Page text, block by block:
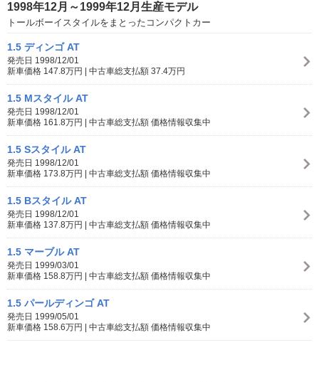
1998年12月～1999年12月生産モデル
トールボーイスタイルをまとったコンパクトカー
1.5 ディンゴ AT
発売日 1998/12/01
新車価格 147.8万円 | 中古車総支払額 37.4万円
1.5 Mスタイル AT
発売日 1998/12/01
新車価格 161.8万円 | 中古車総支払額 価格情報収集中
1.5 Sスタイル AT
発売日 1998/12/01
新車価格 173.8万円 | 中古車総支払額 価格情報収集中
1.5 Bスタイル AT
発売日 1998/12/01
新車価格 137.8万円 | 中古車総支払額 価格情報収集中
1.5 マーブル AT
発売日 1999/03/01
新車価格 158.8万円 | 中古車総支払額 価格情報収集中
1.5 パールディンゴ AT
発売日 1999/05/01
新車価格 158.6万円 | 中古車総支払額 価格情報収集中